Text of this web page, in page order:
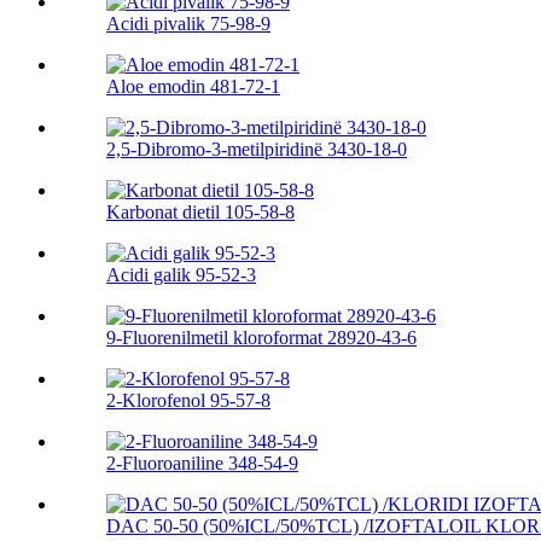
Acidi pivalik 75-98-9
Aloe emodin 481-72-1
2,5-Dibromo-3-metilpiridinë 3430-18-0
Karbonat dietil 105-58-8
Acidi galik 95-52-3
9-Fluorenilmetil kloroformat 28920-43-6
2-Klorofenol 95-57-8
2-Fluoroaniline 348-54-9
DAC 50-50 (50%ICL/50%TCL) /IZOFTALOIL